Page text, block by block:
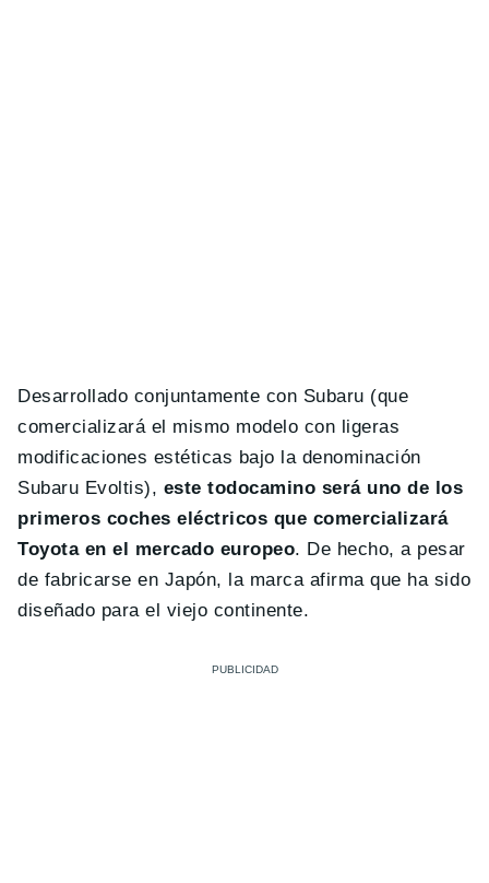
Desarrollado conjuntamente con Subaru (que
comercializará el mismo modelo con ligeras
modificaciones estéticas bajo la denominación
Subaru Evoltis), este todocamino será uno de los
primeros coches eléctricos que comercializará
Toyota en el mercado europeo. De hecho, a pesar
de fabricarse en Japón, la marca afirma que ha sido
diseñado para el viejo continente.